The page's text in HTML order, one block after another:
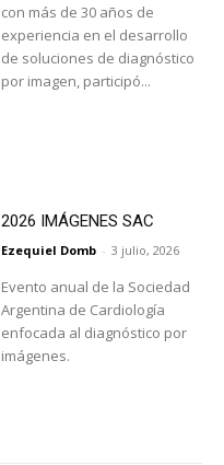
con más de 30 años de
experiencia en el desarrollo
de soluciones de diagnóstico
por imagen, participó...
2026 IMÁGENES SAC
Ezequiel Domb - 3 julio, 2026
Evento anual de la Sociedad
Argentina de Cardiología
enfocada al diagnóstico por
imágenes.